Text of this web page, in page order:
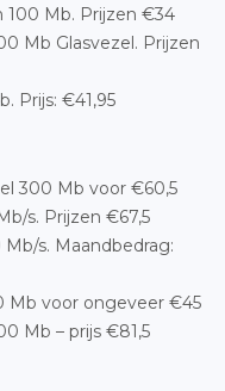
100 Mb. Prijzen €34
Mb Glasvezel. Prijzen
Prijs: €41,95
300 Mb voor €60,5
s. Prijzen €67,5
s. Maandbedrag:
Mb voor ongeveer €45
Mb – prijs €81,5